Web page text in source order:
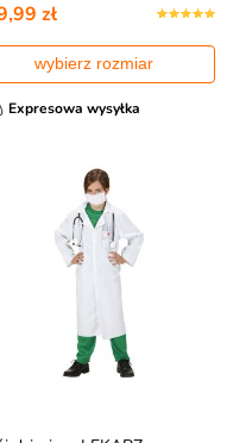
zł
wybierz rozmiar
Expresowa wysyłka